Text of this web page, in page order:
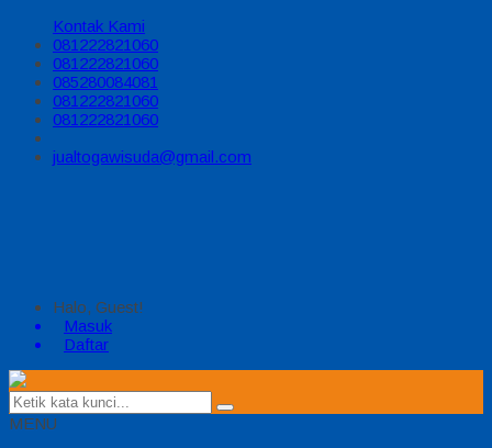
Kontak Kami
081222821060
081222821060
085280084081
081222821060
081222821060
jualtogawisuda@gmail.com
Halo, Guest!
Masuk
Daftar
MENU